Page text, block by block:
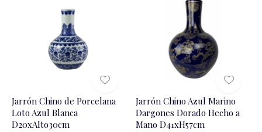
Jarrón Chino de Porcelana
Loto Azul Blanca
D20xAlto30cm
Jarrón Chino Azul Marino
Dargones Dorado Hecho a
Mano D41xH57cm